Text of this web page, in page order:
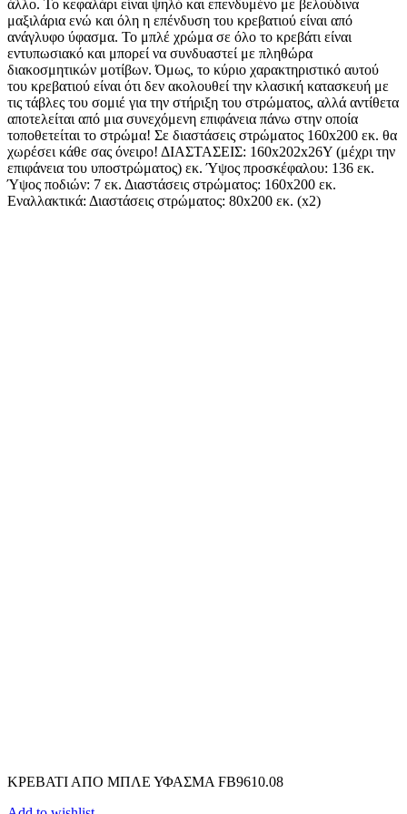
άλλο. Το κεφαλάρι είναι ψηλό και επενδυμένο με βελούδινα
μαξιλάρια ενώ και όλη η επένδυση του κρεβατιού είναι από
ανάγλυφο ύφασμα. Το μπλέ χρώμα σε όλο το κρεβάτι είναι
εντυπωσιακό και μπορεί να συνδυαστεί με πληθώρα
διακοσμητικών μοτίβων. Όμως, το κύριο χαρακτηριστικό αυτού
του κρεβατιού είναι ότι δεν ακολουθεί την κλασική κατασκευή με
τις τάβλες του σομιέ για την στήριξη του στρώματος, αλλά αντίθετα
αποτελείται από μια συνεχόμενη επιφάνεια πάνω στην οποία
τοποθετείται το στρώμα! Σε διαστάσεις στρώματος 160x200 εκ. θα
χωρέσει κάθε σας όνειρο! ΔΙΑΣΤΑΣΕΙΣ: 160x202x26Υ (μέχρι την
επιφάνεια του υποστρώματος) εκ. Ύψος προσκέφαλου: 136 εκ.
Ύψος ποδιών: 7 εκ. Διαστάσεις στρώματος: 160x200 εκ.
Εναλλακτικά: Διαστάσεις στρώματος: 80x200 εκ. (x2)
ΚΡΕΒΑΤΙ ΑΠΟ ΜΠΛΕ ΥΦΑΣΜΑ FB9610.08